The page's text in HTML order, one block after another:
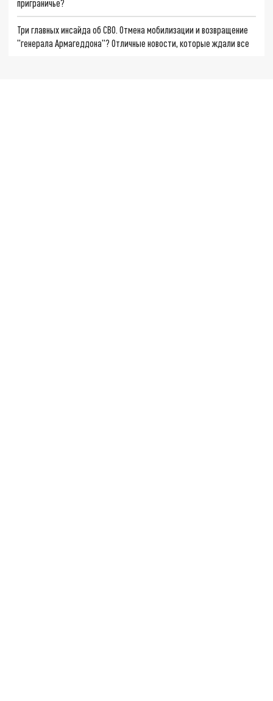
приграничье?
Три главных инсайда об СВО. Отмена мобилизации и возвращение
"генерала Армагеддона"? Отличные новости, которые ждали все